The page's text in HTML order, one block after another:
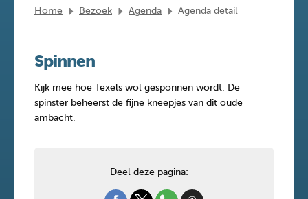
Home Bezoek Agenda Agenda detail
Spinnen
Kijk mee hoe Texels wol gesponnen wordt. De
spinster beheerst de fijne kneepjes van dit oude
ambacht.
Deel deze pagina: